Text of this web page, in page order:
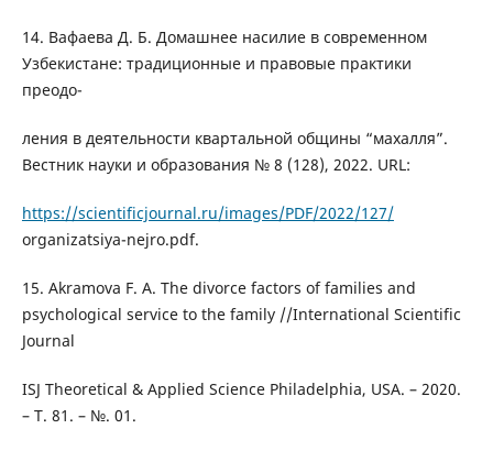
14. Вафаева Д. Б. Домашнее насилие в современном
Узбекистане: традиционные и правовые практики
преодо-
ления в деятельности квартальной общины “махалля”.
Вестник науки и образования № 8 (128), 2022. URL:
https://scientificjournal.ru/images/PDF/2022/127/
organizatsiya-nejro.pdf.
15. Akramova F. A. The divorce factors of families and
psychological service to the family //International Scientific
Journal
ISJ Theoretical & Applied Science Philadelphia, USA. – 2020.
– Т. 81. – №. 01.